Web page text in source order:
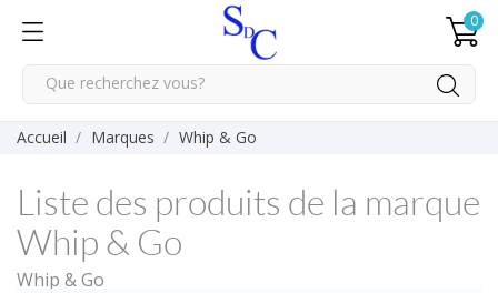
0
Accueil Marques Whip & Go
Liste des produits de la marque
Whip & Go
Whip & Go